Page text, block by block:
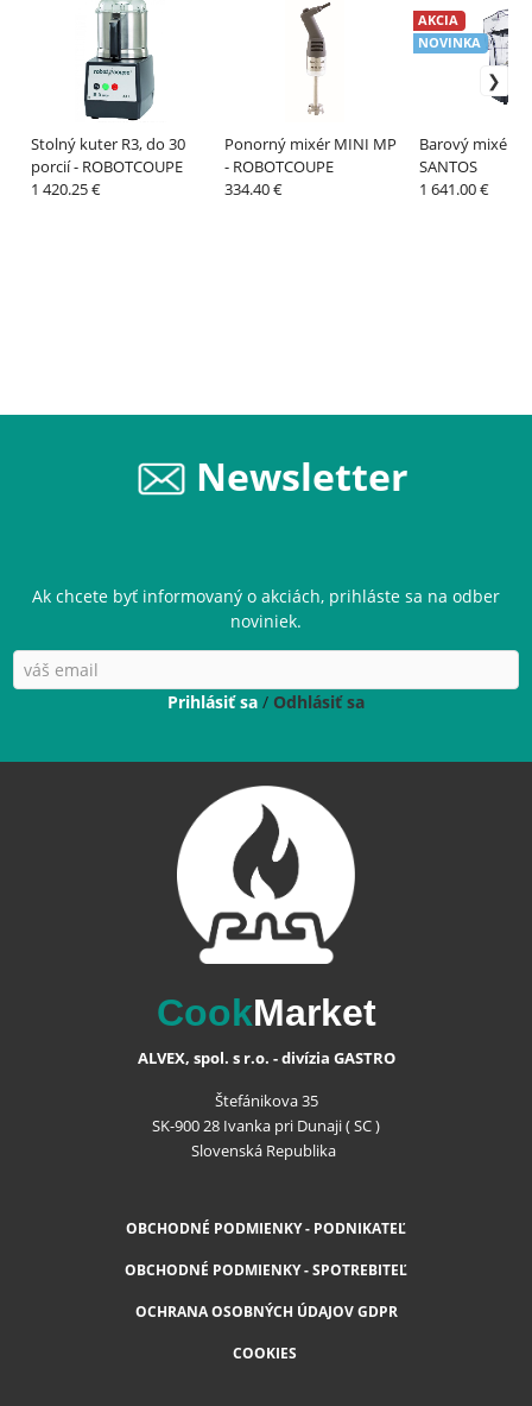
Stolný kuter R3, do 30
porcií - ROBOTCOUPE
1 420.25 €
Ponorný mixér MINI MP
- ROBOTCOUPE
334.40 €
Barový mixér
SANTOS
AKCIA
NOVINKA
1 641.00 €
Newsletter
Ak chcete byť informovaný o akciách, prihláste sa na odber
noviniek.
Prihlásiť sa / Odhlásiť sa
CookMarket
ALVEX, spol. s r.o. - divízia GASTRO
Štefánikova 35
SK-900 28 Ivanka pri Dunaji ( SC )
Slovenská Republika
OBCHODNÉ PODMIENKY - PODNIKATEĽ
OBCHODNÉ PODMIENKY - SPOTREBITEĽ
OCHRANA OSOBNÝCH ÚDAJOV GDPR
COOKIES